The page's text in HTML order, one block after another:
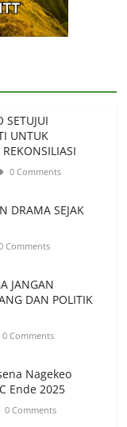
SETUJUI
UNTUK
0 Comments
DRAMA SEJAK
Comments
JANGAN
DAN POLITIK
0 Comments
Nagekeo
Ende 2025
0 Comments